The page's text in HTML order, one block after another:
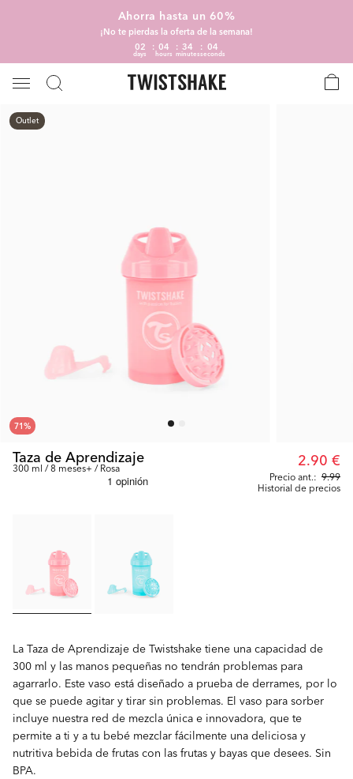
Ahorra hasta un 60%
¡No te pierdas la oferta de la semana!
02
days
04
hours
34
minutes
03
seconds
Outlet
71%
Taza de Aprendizaje
300 ml / 8 meses+ / Rosa
Precio ant.: 9.99
2.90 €
Historial de precios
La Taza de Aprendizaje de Twistshake tiene una capacidad de
300 ml y las manos pequeñas no tendrán problemas para
agarrarlo. Este vaso está diseñado a prueba de derrames, por lo
que se puede agitar y tirar sin problemas. El vaso para sorber
incluye nuestra red de mezcla única e innovadora, que te
permite a ti y a tu bebé mezclar fácilmente una deliciosa y
nutritiva bebida de frutas con las frutas y bayas que desees. Sin
BPA.